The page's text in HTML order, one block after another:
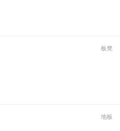
板凳
地板